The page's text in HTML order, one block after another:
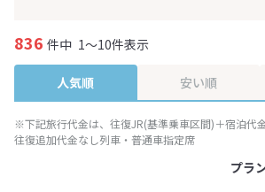
836 件中 1～10件表示
人気順 安い順
※下記旅行代金は、往復JR(基準乗車区間)＋宿泊代金
往復追加代金なし列車・普通車指定席
プラ